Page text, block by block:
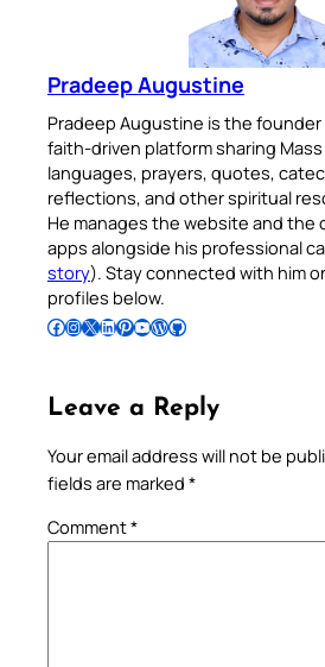
Pradeep Augustine
Pradeep Augustine is the founder
faith-driven platform sharing
languages, prayers, quotes,
reflections, and other spiritual
He manages the website and the
apps alongside his professional
story). Stay connected with him
profiles below.
Follow Pradeep on Facebook Follow Pradeep on InstagramFollow Pradeep on X Follow Pradeep on LinkedIn Follow Pradeep on Pinterest Subscribe to Pradeep’s Youtube Channel Follow Pradeep on WordPress Follow Pradeep on GitHub
Leave a Reply
Your email address will not be
fields are marked *
Comment*